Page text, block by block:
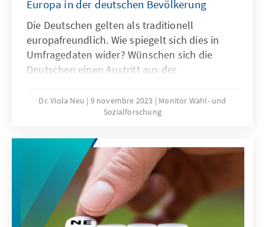
Europa in der deutschen Bevölkerung
Die Deutschen gelten als traditionell
europafreundlich. Wie spiegelt sich dies in
Umfragedaten wider? Wünschen sich die
Deutschen einen Austritt aus der
sollte sich die Europäische Union kümmern?
Welche Partei ist am besten geeignet, die
gibt Aufschluss über diese Fragen.
Dr. Viola Neu 9 novembre 2023
Monitor Wahl- und
Sozialforschung